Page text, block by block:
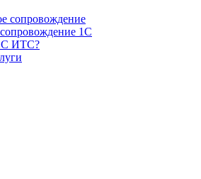
сопровождение
1С
ИТС?